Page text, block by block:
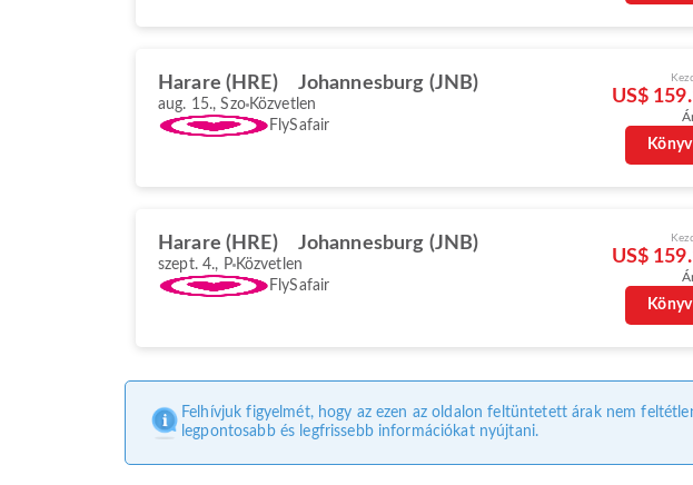
Harare (HRE) Johannesburg (JNB)
aug. 15., Szo Közvetlen
FlySafair
US$
Könyv
Harare (HRE) Johannesburg (JNB)
szept. 4., P Közvetlen
FlySafair
US$
Könyv
Felhívjuk figyelmét, hogy az ezen az oldalon feltüntetett árak nem
legpontosabb és legfrissebb információkat nyújtani.